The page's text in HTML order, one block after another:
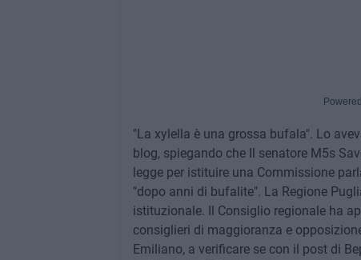
"La xylella è una grossa bufala". Lo
blog, spiegando che Il senatore M5s
legge per istituire una Commissione
"dopo anni di bufalite". La Regione
istituzionale. Il Consiglio regionale ha
consiglieri di maggioranza e
Emiliano, a verificare se con il post di